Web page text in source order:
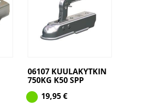
06107 KUULAKYTKIN
750KG K50 SPP
19,95€